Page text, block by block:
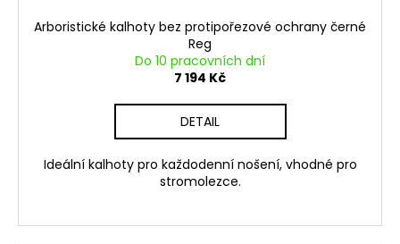
Arboristické kalhoty bez protipořezové ochrany černé
Reg
Do 10 pracovních dní
7 194 Kč
DETAIL
Ideální kalhoty pro každodenní nošení, vhodné pro
stromolezce.